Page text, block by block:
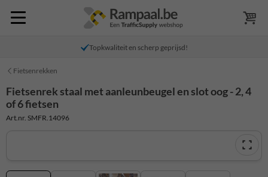
Topkwaliteit en scherp geprijsd!
Fietsenrekken
Fietsenrek staal met aanleunbeugel en slot oog - 2, 4
of 6 fietsen
Art.nr. SMFR.14096